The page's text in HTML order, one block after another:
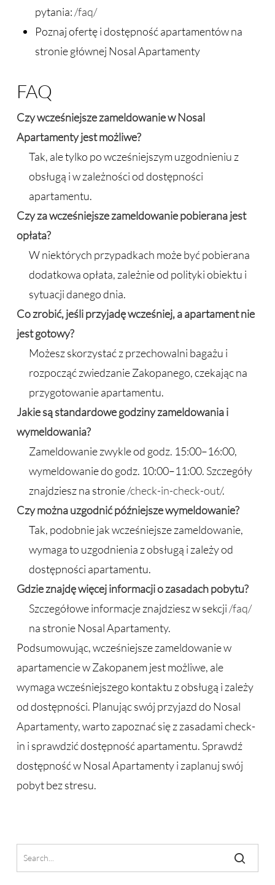
pytania: /faq/
Poznaj ofertę i dostępność apartamentów na
stronie głównej Nosal Apartamenty
FAQ
Czy wcześniejsze zameldowanie w Nosal
Apartamenty jest możliwe?
Tak, ale tylko po wcześniejszym uzgodnieniu z
obsługą i w zależności od dostępności
apartamentu.
Czy za wcześniejsze zameldowanie pobierana jest
opłata?
W niektórych przypadkach może być pobierana
dodatkowa opłata, zależnie od polityki obiektu i
sytuacji danego dnia.
Co zrobić, jeśli przyjadę wcześniej, a apartament nie
jest gotowy?
Możesz skorzystać z przechowalni bagażu i
rozpocząć zwiedzanie Zakopanego, czekając na
przygotowanie apartamentu.
Jakie są standardowe godziny zameldowania i
wymeldowania?
Zameldowanie zwykle od godz. 15:00–16:00,
wymeldowanie do godz. 10:00–11:00. Szczegóły
znajdziesz na stronie/check-in-check-out/.
Czy można uzgodnić późniejsze wymeldowanie?
Tak, podobnie jak wcześniejsze zameldowanie,
wymaga to uzgodnienia z obsługą i zależy od
dostępności apartamentu.
Gdzie znajdę więcej informacji o zasadach pobytu?
Szczegółowe informacje znajdziesz w sekcji /faq/
na stronie Nosal Apartamenty.
Podsumowując, wcześniejsze zameldowanie w
apartamencie w Zakopanem jest możliwe, ale
wymaga wcześniejszego kontaktu z obsługą i zależy
od dostępności. Planując swój przyjazd do Nosal
Apartamenty, warto zapoznać się z zasadami check-
in i sprawdzić dostępność apartamentu. Sprawdź
dostępność w Nosal Apartamenty i zaplanuj swój
pobyt bez stresu.